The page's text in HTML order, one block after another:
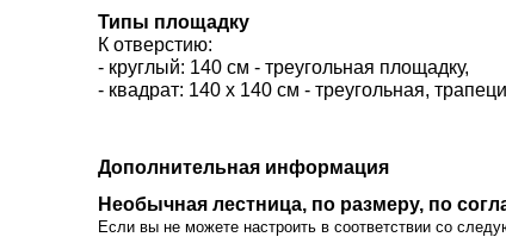
Типы площадку
К отверстию:
- круглый: 140 см - треугольная площадку,
- квадрат: 140 х 140 см - треугольная,
Дополнительная информация
Необычная лестница, по размеру, по
Если вы не можете настроить в соответствии со